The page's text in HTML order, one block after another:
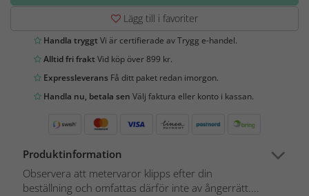
Lägg till i favoriter
Handla tryggtVi är certifierade av Trygg e-handel.
Alltid fri fraktVid köp över 899 kr.
Expressleverans Få ditt paket redan imorgon.
Handla nu, betala sen Välj faktura eller konto i kassan.
Produktinformation
Observera att metervaror klipps efter din
beställning och omfattas därför inte av ångerrätt....